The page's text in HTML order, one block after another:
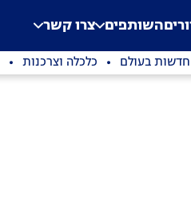
השותפים צרו קשר
חדשות בעולם כלכלה וצרכנות